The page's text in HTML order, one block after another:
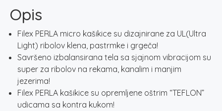
Opis
Filex PERLA micro kašikice su dizajnirane za UL(Ultra
Light) ribolov klena, pastrmke i grgeča!
Savršeno izbalansirana tela sa sjajnom vibracijom su
super za ribolov na rekama, kanalim i manjim
jezerima!
Filex PERLA kašikice su opremljene oštrim “TEFLON”
udicama sa kontra kukom!